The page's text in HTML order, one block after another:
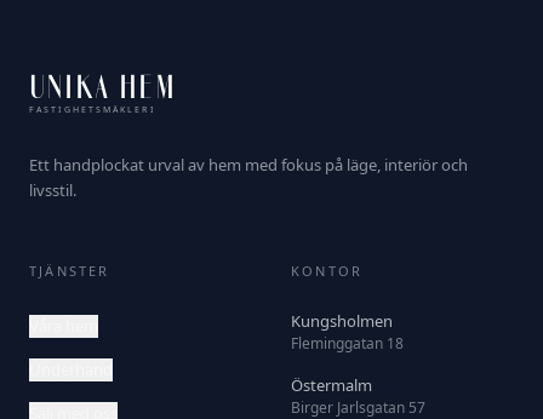
UNIKA HEM
FASTIGHETSMÄKLERI
Ett handplockat urval av hem med fokus på läge, interiör och
livsstil.
TJÄNSTER KONTOR
Kungsholmen
Fleminggatan 18
Östermalm
Birger Jarlsgatan 57